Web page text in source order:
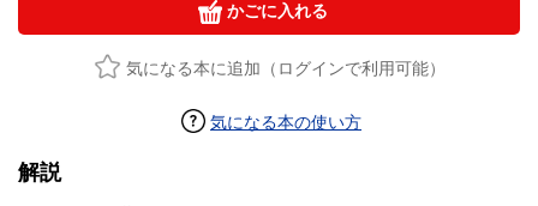
かごに入れる
気になる本に追加（ログインで利用可能）
気になる本の使い方
解説